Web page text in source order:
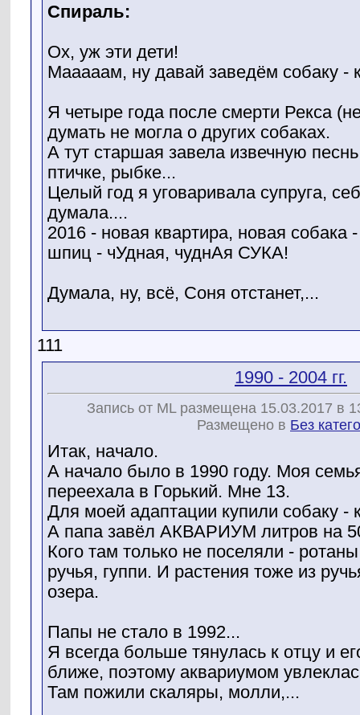
Спираль:
Ох, уж эти дети!
Мааааам, ну давай заведём собаку -
Я четыре года после смерти Рекса
думать не могла о других собаках.
А тут старшая завела извечную
птичке, рыбке...
Целый год я уговаривала супруга,
думала....
2016 - новая квартира, новая собака
шпиц - чУдная, чуднАя СУКА!
Думала, ну, всё, Соня отстанет,...
111
1990 - 2004 гг.
Запись от ML размещена 15.03.2017 в
Размещено в Без
Итак, начало.
А начало было в 1990 году. Моя
переехала в Горький. Мне 13.
Для моей адаптации купили собаку -
А папа завёл АКВАРИУМ литров на
Кого там только не поселяли -
ручья, гуппи. И растения тоже из
озера.
Папы не стало в 1992...
Я всегда больше тянулась к отцу и
ближе, поэтому аквариумом
Там пожили скаляры, молли,...